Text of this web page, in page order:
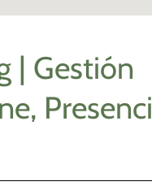
| Gestión